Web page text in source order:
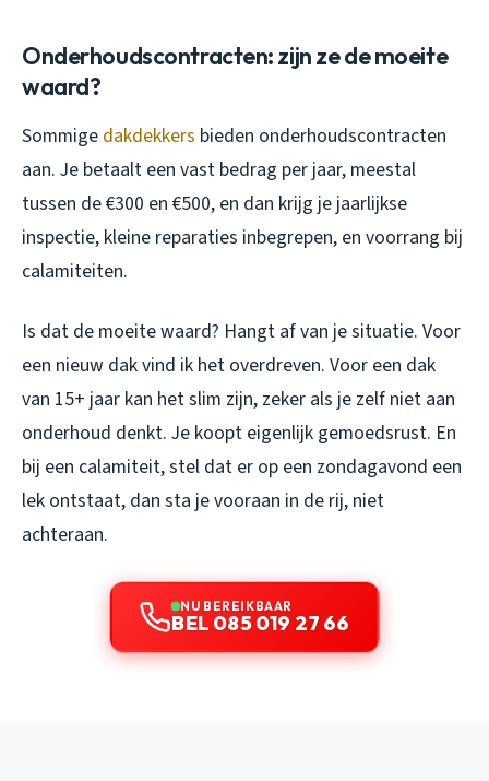
Onderhoudscontracten: zijn ze de moeite
waard?
Sommige dakdekkers bieden onderhoudscontracten
aan. Je betaalt een vast bedrag per jaar, meestal
tussen de €300 en €500, en dan krijg je jaarlijkse
inspectie, kleine reparaties inbegrepen, en voorrang bij
calamiteiten.
Is dat de moeite waard? Hangt af van je situatie. Voor
een nieuw dak vind ik het overdreven. Voor een dak
van 15+ jaar kan het slim zijn, zeker als je zelf niet aan
onderhoud denkt. Je koopt eigenlijk gemoedsrust. En
bij een calamiteit, stel dat er op een zondagavond een
lek ontstaat, dan sta je vooraan in de rij, niet
achteraan.
NU BEREIKBAAR
BEL 085 019 27 66